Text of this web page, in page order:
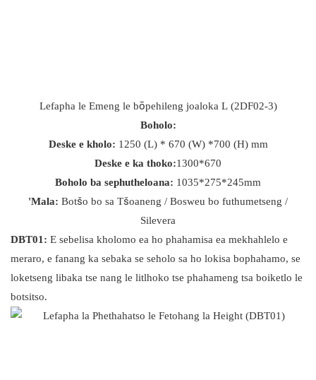
Lefapha le Emeng le bōpehileng joaloka L (2DF02-3)
Boholo:
Deske e kholo: 1250 (L) * 670 (W) *700 (H) mm
Deske e ka thoko:1300*670
Boholo ba sephutheloana: 1035*275*245mm
'Mala: Botšo bo sa Tšoaneng / Bosweu bo futhumetseng /
Silevera
DBT01: E sebelisa kholomo ea ho phahamisa ea mekhahlelo e
meraro, e fanang ka sebaka se seholo sa ho lokisa bophahamo, se
loketseng libaka tse nang le litlhoko tse phahameng tsa boiketlo le
botsitso.